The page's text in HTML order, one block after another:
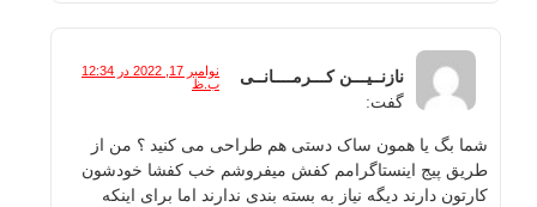
نازنــیـــن کـــرمــــانــی
گفت:
نوامبر 17, 2022 در 12:34
ب.ظ
شما بگ یا همون ساک دستی هم طراحی می کنید ؟ من از
طریق پیج اینستاگرامم کفش میفروشم خب کفشا خودشون
کارتون دارند دیگه نیاز به بسته بندی ندارند اما برای اینکه